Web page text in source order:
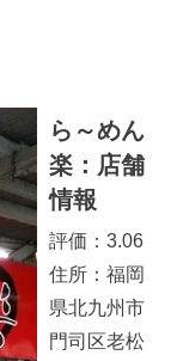
ら～めん
楽：店舗
情報
評価：3.06
住所：福岡
県北九州市
門司区老松